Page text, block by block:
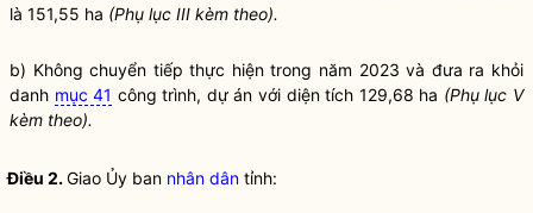
là 151,55 ha (Phụ lục III kèm theo).
b) Không chuyển tiếp thực hiện trong năm 2023 và đưa ra khỏi
danh mục 41 công trình, dự án với diện tích 129,68 ha (Phụ lục V
kèm theo).
Điều 2.Giao Ủy ban nhân dân tỉnh: